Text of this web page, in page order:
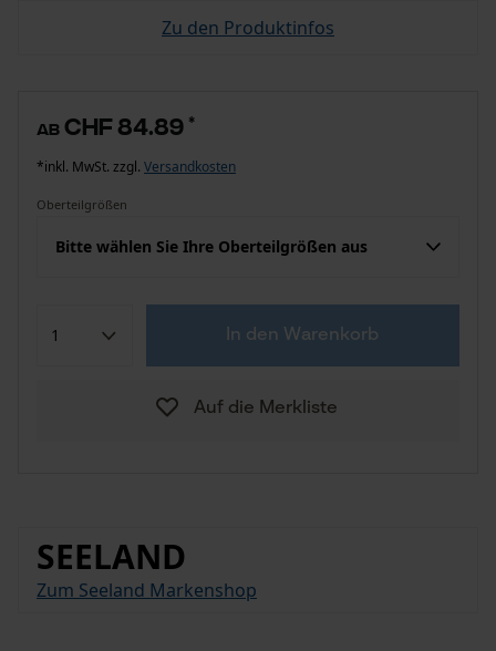
Zu den Produktinfos
ab CHF 84.89 *
*inkl. MwSt. zzgl. Versandkosten
Oberteilgrößen
Bitte wählen Sie Ihre Oberteilgrößen aus
In den Warenkorb
Auf die Merkliste
SEELAND
Zum Seeland Markenshop